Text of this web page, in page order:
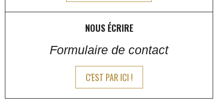
NOUS ÉCRIRE
Formulaire de contact
C'EST PAR ICI !